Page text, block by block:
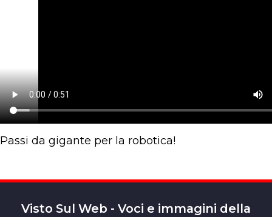
Passi da gigante per la robotica!
Visto Sul Web - Voci e immagini della